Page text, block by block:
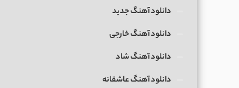
دانلود آهنگ جدید
دانلود آهنگ خارجی
دانلود آهنگ شاد
دانلود آهنگ عاشقانه